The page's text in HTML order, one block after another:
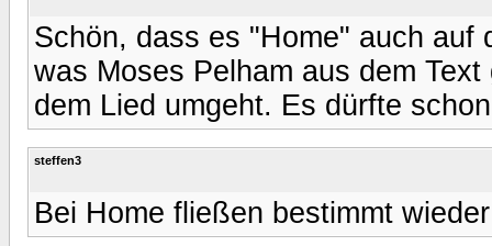
Schön, dass es "Home" auch auf
was Moses Pelham aus dem
dem Lied umgeht. Es dürfte
steffen3
Bei Home fließen bestimmt